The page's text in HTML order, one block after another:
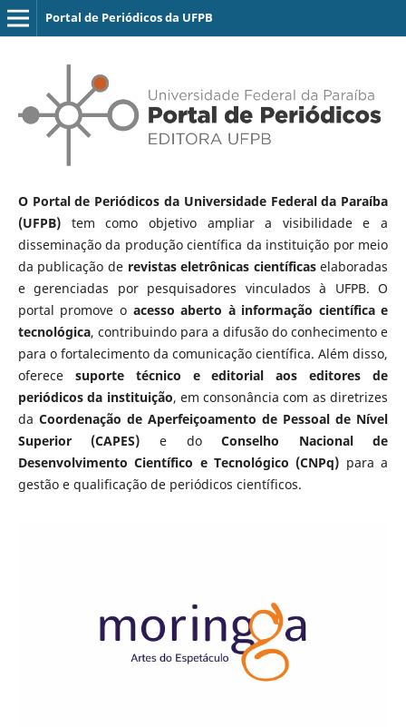
Portal de Periódicos da UFPB
O Portal de Periódicos da Universidade Federal da Paraíba
(UFPB)tem como objetivo ampliar a visibilidade e a
disseminação da produção científica da instituição por meio
da publicação de revistas eletrônicas científicaselaboradas
e gerenciadas por pesquisadores vinculados à UFPB. O
portal promove o acesso aberto à informação científica e
tecnológica, contribuindo para a difusão do conhecimento e
para o fortalecimento da comunicação científica. Além disso,
oferece suporte técnico e editorial aos editores de
periódicos da instituição, em consonância com as diretrizes
da Coordenação de Aperfeiçoamento de Pessoal de Nível
Superior (CAPES) e doConselho Nacional de
Desenvolvimento Científico e Tecnológico (CNPq) para a
gestão e qualificação de periódicos científicos.